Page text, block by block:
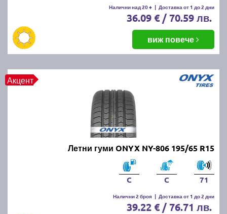
Налични над 20 + | Доставка от 1 до 2 дни
36.09 € / 70.59 лв.
виж повече
Акцент
Летни гуми ONYX NY-806 195/65 R15
C C 71
Налични 2 броя | Доставка от 1 до 2 дни
39.22 € / 76.71 лв.